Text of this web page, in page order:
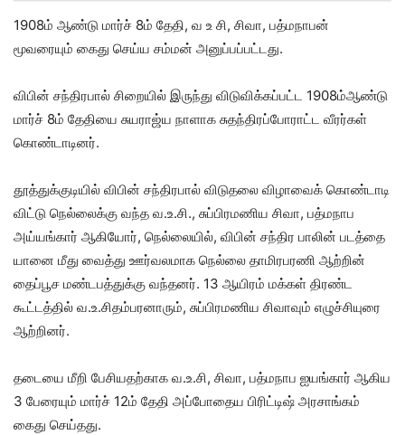
1908ம் ஆண்டு மார்ச் 8ம் தேதி, வ உ சி, சிவா, பத்மநாபன்
மூவரையும் கைது செய்ய சம்மன் அனுப்பப்பட்டது.
விபின் சந்திரபால் சிறையில் இருந்து விடுவிக்கப்பட்ட 1908ம்ஆண்டு
மார்ச் 8ம் தேதியை சுயராஜ்ய நாளாக சுதந்திரப்போராட்ட வீரர்கள்
கொண்டாடினர்.
தூத்துக்குடியில் விபின் சந்திரபால் விடுதலை விழாவைக் கொண்டாடி
விட்டு நெல்லைக்கு வந்த வ.உ.சி., சுப்பிரமணிய சிவா, பத்மநாப
அய்யங்கார் ஆகியோர், நெல்லையில், விபின் சந்திர பாலின் படத்தை
யானை மீது வைத்து ஊர்வலமாக நெல்லை தாமிரபரணி ஆற்றின்
தைப்பூச மண்டபத்துக்கு வந்தனர். 13 ஆயிரம் மக்கள் திரண்ட
கூட்டத்தில் வ.உ.சிதம்பரனாரும், சுப்பிரமணிய சிவாவும் எழுச்சியுரை
ஆற்றினர்.
தடையை மீறி பேசியதற்காக வ.உ.சி, சிவா, பத்மநாப ஐயங்கார் ஆகிய
3 பேரையும் மார்ச் 12ம் தேதி அப்போதைய பிரிட்டிஷ் அரசாங்கம்
கைது செய்தது.